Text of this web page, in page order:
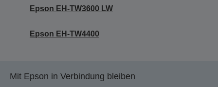
Epson EH-TW3600 LW
Epson EH-TW4400
Mit Epson in Verbindung bleiben